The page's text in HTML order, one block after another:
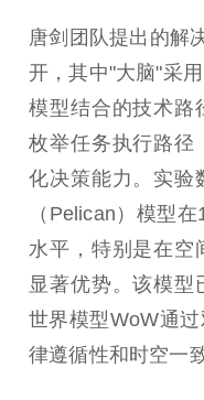
唐剑团队提出的解
开，其中"大脑"采
模型结合的技术路
枚举任务执行路径
化决策能力。实验
（Pelican）模型
水平，特别是在空
显著优势。该模型
世界模型WoW通
律遵循性和时空一